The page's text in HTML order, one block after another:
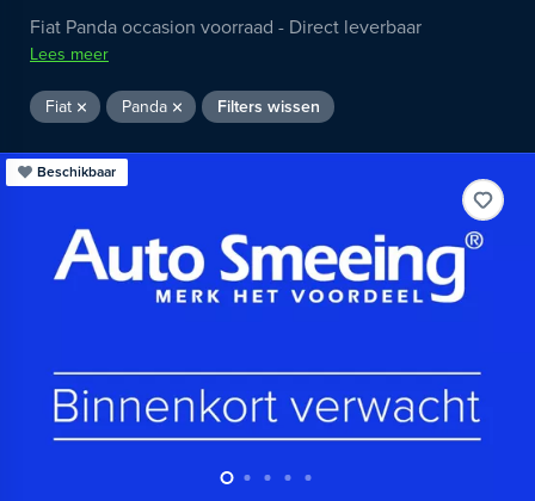
Fiat Panda occasion voorraad - Direct leverbaar
Lees meer
Fiat Panda Filters wissen
Beschikbaar